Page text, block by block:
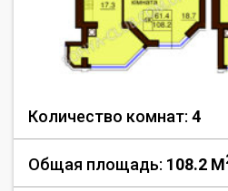
Количество комнат: 4
Общая площадь: 108.2 M